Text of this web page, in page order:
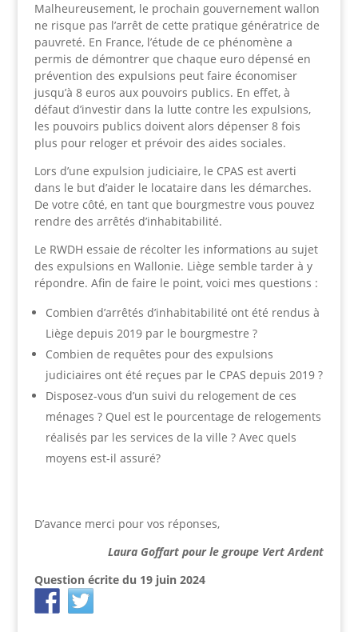
Malheureusement, le prochain gouvernement wallon
ne risque pas l’arrêt de cette pratique génératrice de
pauvreté. En France, l’étude de ce phénomène a
permis de démontrer que chaque euro dépensé en
prévention des expulsions peut faire économiser
jusqu’à 8 euros aux pouvoirs publics. En effet, à
défaut d’investir dans la lutte contre les expulsions,
les pouvoirs publics doivent alors dépenser 8 fois
plus pour reloger et prévoir des aides sociales.
Lors d’une expulsion judiciaire, le CPAS est averti
dans le but d’aider le locataire dans les démarches.
De votre côté, en tant que bourgmestre vous pouvez
rendre des arrêtés d’inhabitabilité.
Le RWDH essaie de récolter les informations au sujet
des expulsions en Wallonie. Liège semble tarder à y
répondre. Afin de faire le point, voici mes questions :
Combien d’arrêtés d’inhabitabilité ont été rendus à
Liège depuis 2019 par le bourgmestre ?
Combien de requêtes pour des expulsions
judiciaires ont été reçues par le CPAS depuis 2019 ?
Disposez-vous d’un suivi du relogement de ces
ménages ? Quel est le pourcentage de relogements
réalisés par les services de la ville ? Avec quels
moyens est-il assuré?
D’avance merci pour vos réponses,
Laura Goffart pour le groupe Vert Ardent
Question écrite du 19 juin 2024